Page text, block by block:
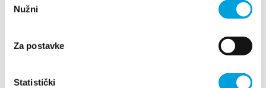
pristanka
Nužni
Za postavke
Statistički